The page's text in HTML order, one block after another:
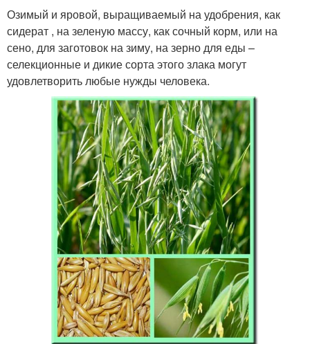
Озимый и яровой, выращиваемый на удобрения, как
сидерат , на зеленую массу, как сочный корм, или на
сено, для заготовок на зиму, на зерно для еды –
селекционные и дикие сорта этого злака могут
удовлетворить любые нужды человека.